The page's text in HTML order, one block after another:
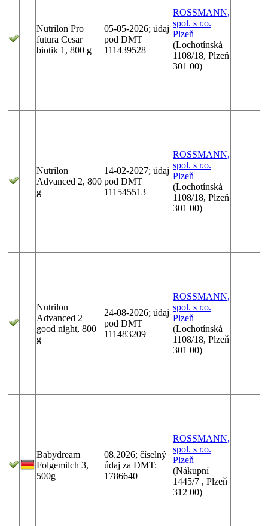
Nutrilon Pro
futura Cesar
biotik 1, 800 g
05-05-2026; údaj
pod DMT
111439528
ROSSMANN,
spol. s r.o.
Plzeň
(Lochotínská
1108/18, Plzeň
301 00)
Nutrilon
Advanced 2, 800
g
14-02-2027; údaj
pod DMT
111545513
ROSSMANN,
spol. s r.o.
Plzeň
(Lochotínská
1108/18, Plzeň
301 00)
Nutrilon
Advanced 2
good night, 800
g
24-08-2026; údaj
pod DMT
111483209
ROSSMANN,
spol. s r.o.
Plzeň
(Lochotínská
1108/18, Plzeň
301 00)
Babydream
Folgemilch 3,
500g
08.2026; číselný
údaj za DMT:
1786640
ROSSMANN,
spol. s r.o.
Plzeň
(Nákupní
1445/7 , Plzeň
312 00)